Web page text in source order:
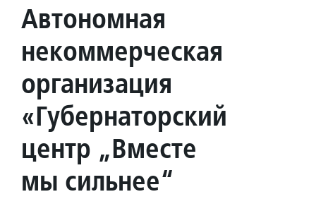
Автономная
некоммерческая
организация
«Губернаторский
центр „Вместе
мы сильнее“